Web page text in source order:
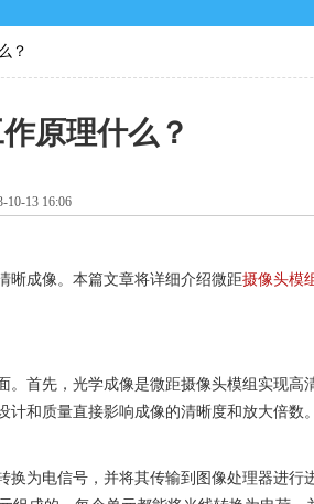
？
原理什么？
10-13 16:06
晰成像。本篇文章将详细介绍微距摄像头模
首先，光学成像是微距摄像头模组实现高
和质量直接影响成像的清晰度和放大倍数
为电信号，并将其传输到图像处理器进行